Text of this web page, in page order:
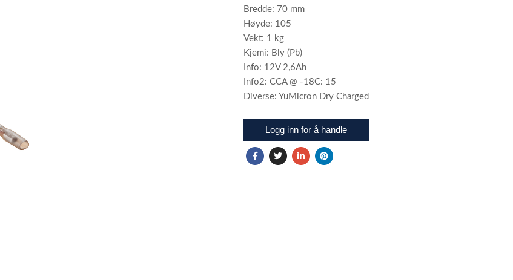
Bredde: 70 mm
Høyde: 105
Vekt: 1 kg
Kjemi: Bly (Pb)
Info: 12V 2,6Ah
Info2: CCA @ -18C: 15
Diverse: YuMicron Dry Charged
Logg inn for å handle